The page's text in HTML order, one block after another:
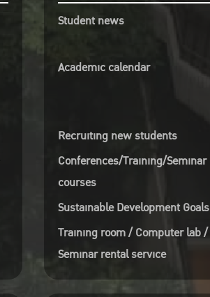
Student news
Academic calendar
Recruiting new students
Conferences/Training/Seminar
courses
Sustainable Development Goals
Training room / Computer lab /
Seminar rental service